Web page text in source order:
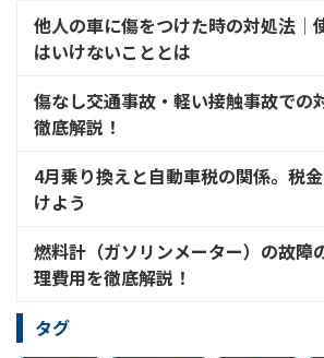
他人の車に傷をつけた時の対処法│
はいけないこととは
傷なし交通事故・軽い接触事故での
徹底解説！
4月乗り換えと自動車税の関係。税
けよう
燃料計（ガソリンメーター）の故障
理費用を徹底解説！
タグ